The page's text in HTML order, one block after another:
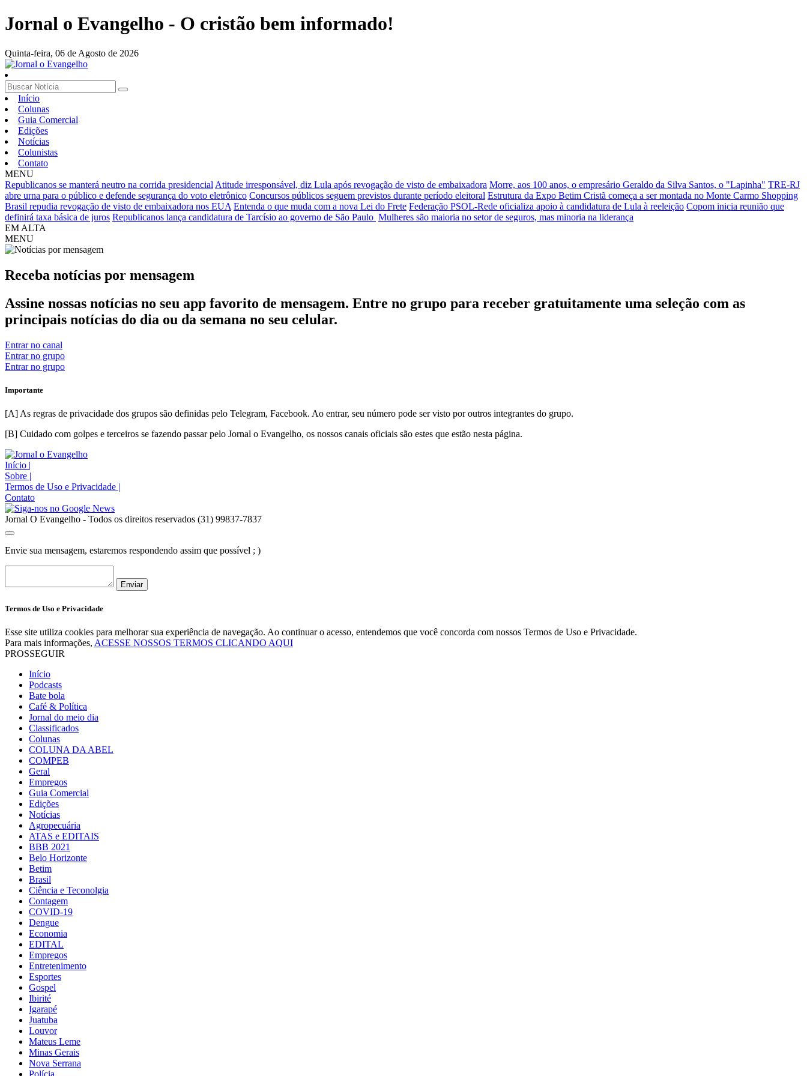
Jornal o Evangelho - O cristão bem informado!
Quinta-feira, 06 de Agosto de 2026
Início
Colunas
Guia Comercial
Edições
Notícias
Colunistas
Contato
MENU
Republicanos se manterá neutro na corrida presidencial Atitude irresponsável, diz Lula após revogação de visto de embaixadora Morre, aos 100 anos, o empresário Geraldo da Silva Santos, o "Lapinha" TRE-RJ
abre urna para o público e defende segurança do voto eletrônico Concursos públicos seguem previstos durante período eleitoral Estrutura da Expo Betim Cristã começa a ser montada no Monte Carmo Shopping
Brasil repudia revogação de visto de embaixadora nos EUA Entenda o que muda com a nova Lei do Frete Federação PSOL-Rede oficializa apoio à candidatura de Lula à reeleição Copom inicia reunião que
definirá taxa básica de juros Republicanos lança candidatura de Tarcísio ao governo de São Paulo Mulheres são maioria no setor de seguros, mas minoria na liderança
EM ALTA
MENU
Receba notícias por mensagem
Assine nossas notícias no seu app favorito de mensagem. Entre no grupo para receber gratuitamente uma seleção com as
principais notícias do dia ou da semana no seu celular.
Entrar no canal
Entrar no grupo
Entrar no grupo
Importante
[A] As regras de privacidade dos grupos são definidas pelo Telegram, Facebook. Ao entrar, seu número pode ser visto por outros integrantes do grupo.
[B] Cuidado com golpes e terceiros se fazendo passar pelo Jornal o Evangelho, os nossos canais oficiais são estes que estão nesta página.
Início |
Sobre |
Termos de Uso e Privacidade |
Contato
Jornal O Evangelho - Todos os direitos reservados (31) 99837-7837
Envie sua mensagem, estaremos respondendo assim que possível ; )
Enviar
Termos de Uso e Privacidade
Esse site utiliza cookies para melhorar sua experiência de navegação. Ao continuar o acesso, entendemos que você concorda com nossos Termos de Uso e Privacidade.
Para mais informações, ACESSE NOSSOS TERMOS CLICANDO AQUI
PROSSEGUIR
Início
Podcasts
Bate bola
Café & Política
Jornal do meio dia
Classificados
Colunas
COLUNA DA ABEL
COMPEB
Geral
Empregos
Guia Comercial
Edições
Notícias
Agropecuária
ATAS e EDITAIS
BBB 2021
Belo Horizonte
Betim
Brasil
Ciência e Teconolgia
Contagem
COVID-19
Dengue
Economia
EDITAL
Empregos
Entretenimento
Esportes
Gospel
Ibirité
Igarapé
Juatuba
Louvor
Mateus Leme
Minas Gerais
Nova Serrana